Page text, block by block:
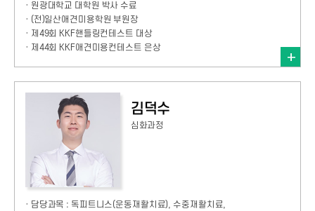
· 원광대학교 대학원 박사 수료
· (전)일산애견미용학원 부원장
· 제49회 KKF핸들링컨테스트 대상
· 제44회 KKF애견미용컨테스트 은상
김덕수
심화과정
· 담당과목 : 독피트니스(운동재활치료), 수중재활치료,